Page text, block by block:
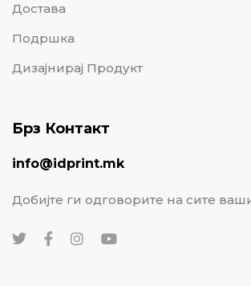
Достава
Подршка
Дизајнирај Продукт
Брз Контакт
info@idprint.mk
Добијте ги одговорите на сите